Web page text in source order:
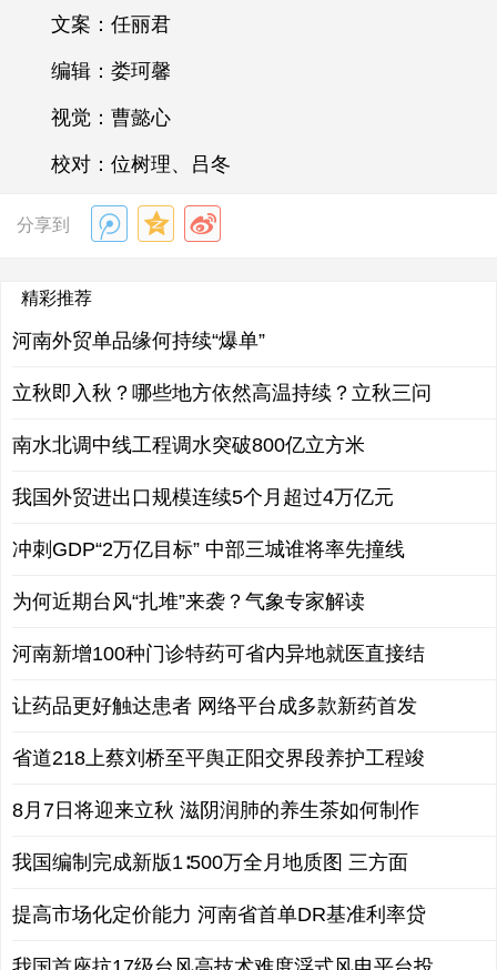
文案：任丽君
编辑：娄珂馨
视觉：曹懿心
校对：位树理、吕冬
分享到
精彩推荐
河南外贸单品缘何持续“爆单”
立秋即入秋？哪些地方依然高温持续？立秋三问
南水北调中线工程调水突破800亿立方米
我国外贸进出口规模连续5个月超过4万亿元
冲刺GDP“2万亿目标” 中部三城谁将率先撞线
为何近期台风“扎堆”来袭？气象专家解读
河南新增100种门诊特药可省内异地就医直接结
让药品更好触达患者 网络平台成多款新药首发
省道218上蔡刘桥至平舆正阳交界段养护工程竣
8月7日将迎来立秋 滋阴润肺的养生茶如何制作
我国编制完成新版1∶500万全月地质图 三方面
提高市场化定价能力 河南省首单DR基准利率贷